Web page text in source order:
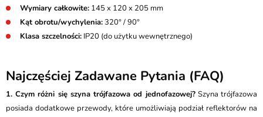
Wymiary całkowite: 145 x 120 x 205 mm
Kąt obrotu/wychylenia:320° / 90°
Klasa szczelności: IP20 (do użytku wewnętrznego)
Najczęściej Zadawane Pytania (FAQ)
1. Czym różni się szyna trójfazowa od jednofazowej?Szyna trójfazowa
posiada dodatkowe przewody, które umożliwiają podział reflektorów na